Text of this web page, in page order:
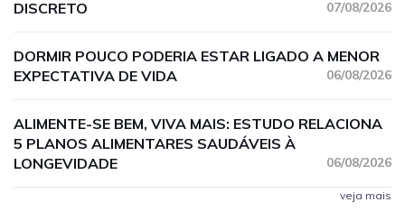
DISCRETO
07/08/2026
DORMIR POUCO PODERIA ESTAR LIGADO A MENOR
EXPECTATIVA DE VIDA
06/08/2026
ALIMENTE-SE BEM, VIVA MAIS: ESTUDO RELACIONA
5 PLANOS ALIMENTARES SAUDÁVEIS À
LONGEVIDADE
06/08/2026
veja mais